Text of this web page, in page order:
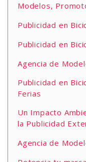
Modelos,
Publicidad en
Publicidad en
Agencia de
Publicidad en
Ferias
Un Impacto
la Publicidad
Agencia de